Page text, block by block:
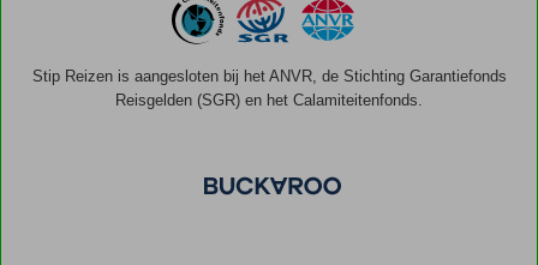
Stip Reizen is aangesloten bij het ANVR, de Stichting Garantiefonds
Reisgelden (SGR) en het Calamiteitenfonds.